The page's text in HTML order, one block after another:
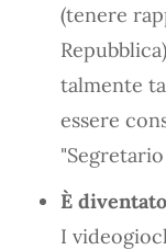
(tenere
talmente
essere
È
I